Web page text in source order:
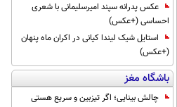
عکس پدرانه سپند امیرسلیمانی با شعری
احساسی (+عکس)
استایل شیک لیندا کیانی در اکران ماه پنهان
(+عکس)
باشگاه مغز
چالش بینایی؛ اگر تیزبین و سریع هستی